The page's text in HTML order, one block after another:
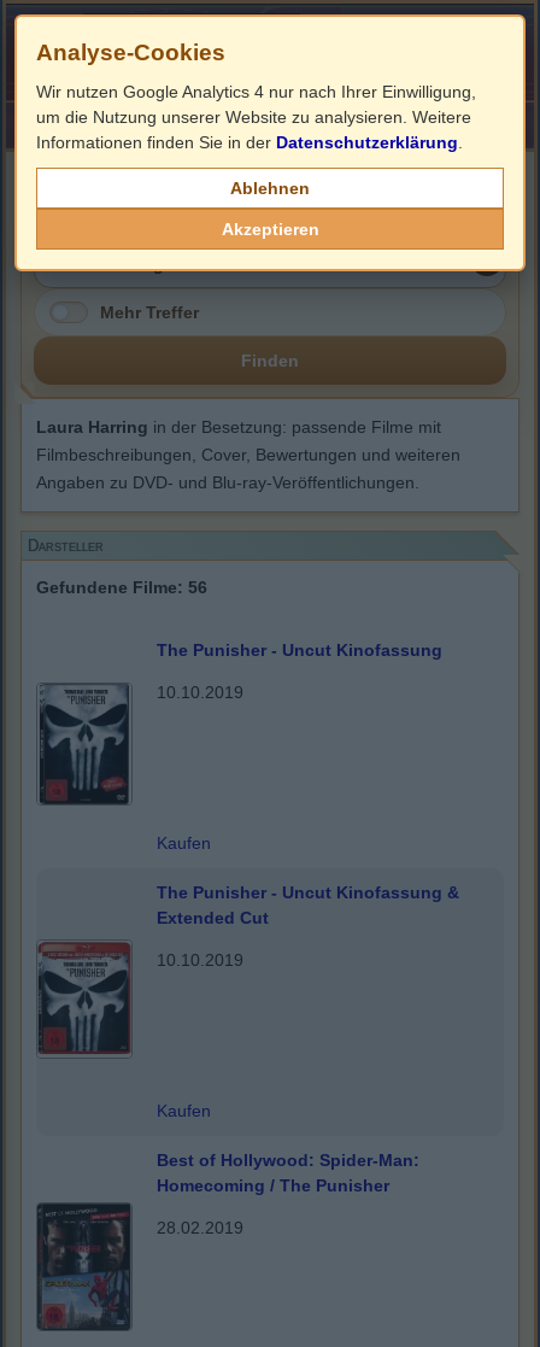
HOME ImpressumLinks
Laura Harring
Mehr Treffer
Finden
Laura Harring in der Besetzung: passende Filme mit
Filmbeschreibungen, Cover, Bewertungen und weiteren
Angaben zu DVD- und Blu-ray-Veröffentlichungen.
Darsteller
Gefundene Filme: 56
The Punisher - Uncut Kinofassung
10.10.2019
Kaufen
The Punisher - Uncut Kinofassung &
Extended Cut
10.10.2019
Kaufen
Best of Hollywood: Spider-Man:
Homecoming / The Punisher
28.02.2019
Analyse-Cookies
Wir nutzen Google Analytics 4 nur nach Ihrer Einwilligung,
um die Nutzung unserer Website zu analysieren. Weitere
Informationen finden Sie in der Datenschutzerklärung
Ablehnen
Akzeptieren